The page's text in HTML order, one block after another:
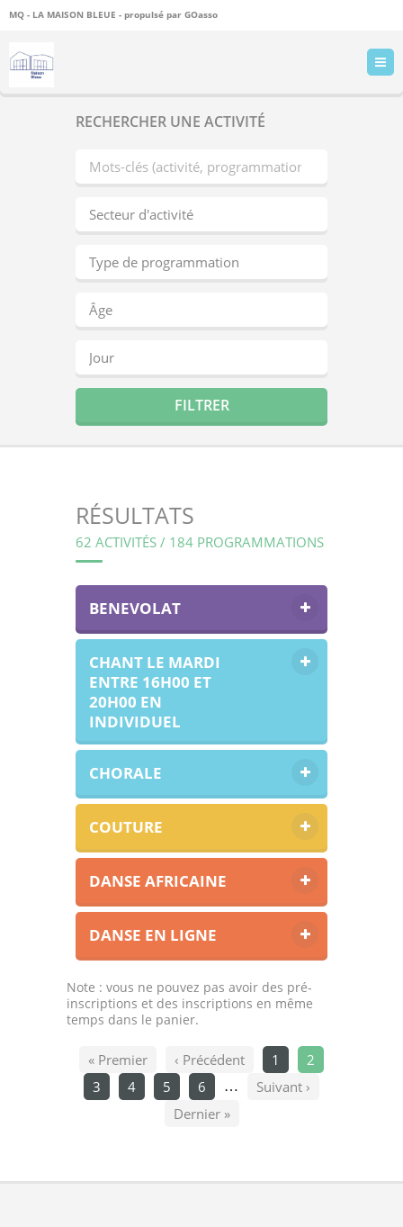
MQ - LA MAISON BLEUE - propulsé par GOasso
RECHERCHER UNE ACTIVITÉ
RÉSULTATS
62 ACTIVITÉS / 184 PROGRAMMATIONS
BENEVOLAT
CHANT LE MARDI
ENTRE 16H00 ET
20H00 EN
INDIVIDUEL
CHORALE
COUTURE
DANSE AFRICAINE
DANSE EN LIGNE
Note : vous ne pouvez pas avoir des pré-
inscriptions et des inscriptions en même
temps dans le panier.
« Premier ‹ Précédent 1
2
3
4 5 6 …
Suivant ›
Dernier »